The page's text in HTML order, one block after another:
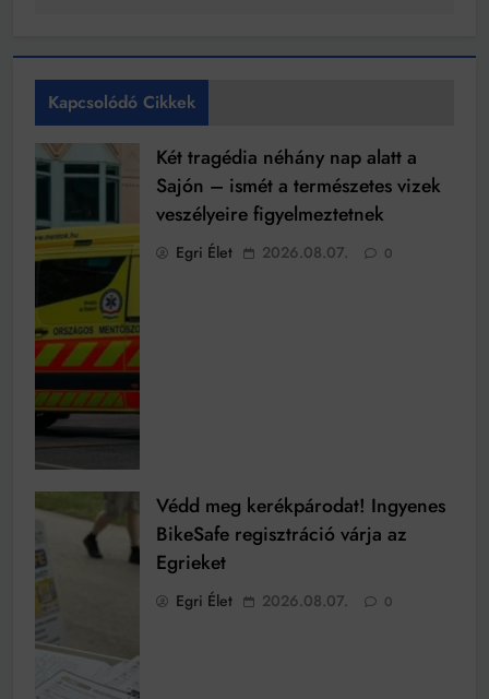
Kapcsolódó Cikkek
Két tragédia néhány nap alatt a
Sajón – ismét a természetes vizek
veszélyeire figyelmeztetnek
Egri Élet 2026.08.07. 0
Védd meg kerékpárodat! Ingyenes
BikeSafe regisztráció várja az
Egrieket
Egri Élet 2026.08.07. 0